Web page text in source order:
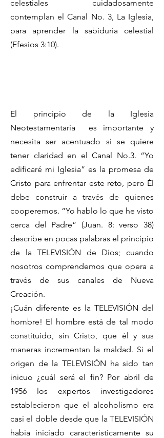
celestiales cuidadosamente
contemplan el Canal No. 3, La Iglesia,
para aprender la sabiduría celestial
(Efesios 3:10).
El principio de la Iglesia
Neotestamentaria es importante y
necesita ser acentuado si se quiere
tener claridad en el Canal No.3. “Yo
edificaré mi Iglesia” es la promesa de
Cristo para enfrentar este reto, pero Él
debe construir a través de quienes
cooperemos. “Yo hablo lo que he visto
cerca del Padre” (Juan. 8: verso 38)
describe en pocas palabras el principio
de la TELEVISIÓN de Dios; cuando
nosotros comprendemos que opera a
través de sus canales de Nueva
Creación.
¡Cuán diferente es la TELEVISIÓN del
hombre! El hombre está de tal modo
constituido, sin Cristo, que él y sus
maneras incrementan la maldad. Si el
origen de la TELEVISIÓN ha sido tan
inicuo ¿cuál será el fin? Por abril de
1956 los expertos investigadores
establecieron que el alcoholismo era
casi el doble desde que la TELEVISIÓN
había iniciado característicamente su